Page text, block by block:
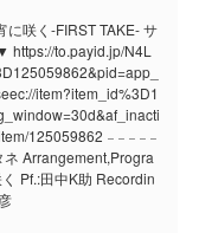
咲く-FIRST TAKE- サ
to.payid.jp/N4L
item?item_id%3D1
125059862 𓐄 𓐄 𓐄 𓐄 𓐄
ネ Arrangement,Progra
Pf.:田中K助 Recordin